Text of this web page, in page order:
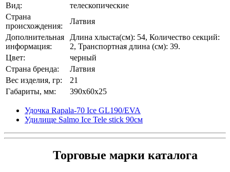
Вид:
телескопические
Страна
происхождения:
Латвия
Дополнительная
информация:
Длина хлыста(см): 54, Количество секций:
2, Транспортная длина (см): 39.
Цвет:
черный
Страна бренда:
Латвия
Вес изделия, гр:
21
Габариты, мм:
390x60x25
Удочка Rapala-70 Ice GL190/EVA
Удилище Salmo Ice Tele stick 90см
Торговые марки каталога